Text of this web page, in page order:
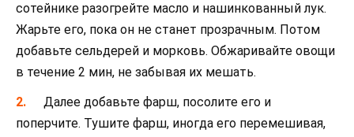
сотейнике разогрейте масло и нашинкованный лук.
Жарьте его, пока он не станет прозрачным. Потом
добавьте сельдерей и морковь. Обжаривайте овощи
в течение 2 мин, не забывая их мешать.
Далее добавьте фарш, посолите его и
поперчите. Тушите фарш, иногда его перемешивая,